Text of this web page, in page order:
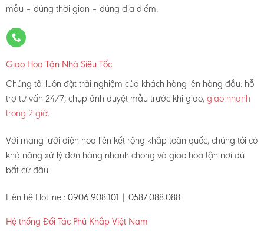
mẫu – đúng thời gian – đúng địa điểm.
Giao Hoa Tận Nhà Siêu Tốc
Chúng tôi luôn đặt trải nghiệm của khách hàng lên hàng đầu: hỗ
trợ tư vấn 24/7, chụp ảnh duyệt mẫu trước khi giao,giao nhanh
trong 2 giờ.
Với mạng lưới điện hoa liên kết rộng khắp toàn quốc, chúng tôi có
khả năng xử lý đơn hàng nhanh chóng và giao hoa tận nơi dù
bất cứ đâu.
Liên hệ Hotline : 0906.908.101 | 0587.088.088
Hệ thống Đối Tác Phủ Khắp Việt Nam